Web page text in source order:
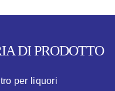
DI PRODOTTO
per liquori